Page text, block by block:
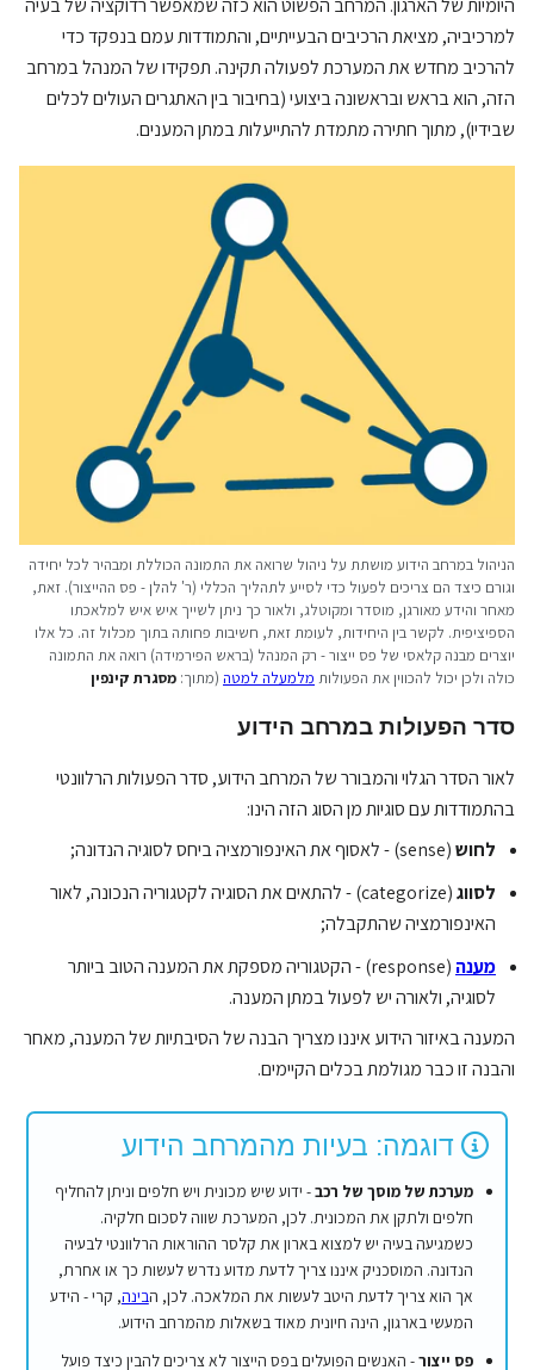
למרכיביה, מציאת הרכיבים הבעייתיים, והתמודדות עמם בנפקד כדי
להרכיב מחדש את המערכת לפעולה תקינה. תפקידו של המנהל במרחב
הזה, הוא בראש ובראשונה ביצועי (בחיבור בין האתגרים העולים לכלים
שבידיו), מתוך חתירה מתמדת להתייעלות במתן המענים.
הניהול במרחב הידוע מושתת על ניהול שרואה את התמונה הכוללת ומבהיר לכל יחידה
וגורם כיצד הם צריכים לפעול כדי לסייע לתהליך הכללי (ר' להלן - פס ההייצור). זאת,
מאחר והידע מאורגן, מוסדר ומקוטלג, ולאור כך ניתן לשייך איש איש למלאכתו
הספיציפית. לקשר בין היחידות, לעומת זאת, חשיבות פחותה בתוך מכלול זה. כל אלו
יוצרים מבנה קלאסי של פס ייצור - רק המנהל (בראש הפירמידה) רואה את התמונה
כולה ולכן יכול להכווין את הפעולות מלמעלה למטה (מתוך: מסגרת קינפין
סדר הפעולות במרחב הידוע
לאור הסדר הגלוי והמבורר של המרחב הידוע, סדר הפעולות הרלוונטי
בהתמודדות עם סוגיות מן הסוג הזה הינו:
לחוש(sense) - לאסוף את האינפורמציה ביחס לסוגיה הנדונה;
לסווג
(categorize) - להתאים את הסוגיה לקטגוריה הנכונה, לאור
האינפורמציה שהתקבלה;
מענה
(response) - הקטגוריה מספקת את המענה הטוב ביותר
לסוגיה, ולאורה יש לפעול במתן המענה.
המענה באיזור הידוע איננו מצריך הבנה של הסיבתיות של המענה, מאחר
והבנה זו כבר מגולמת בכלים הקיימים.
דוגמה: בעיות מהמרחב הידוע
מערכת של מוסך של רכב- ידוע שיש מכונית ויש חלפים וניתן להחליף
חלפים ולתקן את המכונית. לכן, המערכת שווה לסכום חלקיה.
כשמגיעה בעיה יש למצוא בארון את קלסר ההוראות הרלוונטי לבעיה
הנדונה. המוסכניק איננו צריך לדעת מדוע נדרש לעשות כך או אחרת,
אך הוא צריך לדעת היטב לעשות את המלאכה. לכן, הבינה, קרי - הידע
המעשי בארגון, הינה חיונית מאוד בשאלות מהמרחב הידוע.
פס ייצור- האנשים הפועלים בפס הייצור לא צריכים להבין כיצד פועל